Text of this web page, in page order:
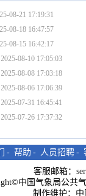
08-21 17:19:31
08-18 16:47:57
08-15 16:42:17
2025-08-10 17:05:03
2025-08-08 17:03:18
2025-08-06 17:06:39
2025-07-31 16:45:41
2025-07-26 17:37:32
- 帮助 - 人员招聘 -
客服邮箱：
中国气象局公共
制作维护：